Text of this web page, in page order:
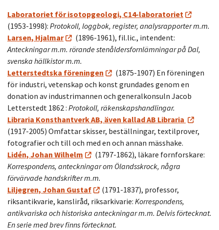
Laboratoriet för isotopgeologi, C14-laboratoriet
(1953-1998): Protokoll, loggbok, register, analysrapporter m.m.
Larsen, Hjalmar
(1896-1961), fil.lic., intendent:
Anteckningar m.m. rörande stenåldersfornlämningar på Dal,
svenska hällkistor m.m.
Letterstedtska föreningen
(1875-1907) En föreningen
för industri, vetenskap och konst grundades genom en
donation av industrimannen och generalkonsuln Jacob
Letterstedt 1862 : Protokoll, räkenskapshandlingar.
Libraria Konsthantverk AB, även kallad AB Libraria
(1917-2005) Omfattar skisser, beställningar, textilprover,
fotografier och till och med en och annan mässhake.
Lidén, Johan Wilhelm
(1797-1862), läkare fornforskare:
Korrespondens, anteckningar om Ölandsskrock, några
förvärvade handskrifter m.m.
Liljegren, Johan Gustaf
(1791-1837), professor,
riksantikvarie, kansliråd, riksarkivarie: Korrespondens,
antikvariska och historiska anteckningar m.m. Delvis förtecknat.
En serie med brev finns förtecknat.